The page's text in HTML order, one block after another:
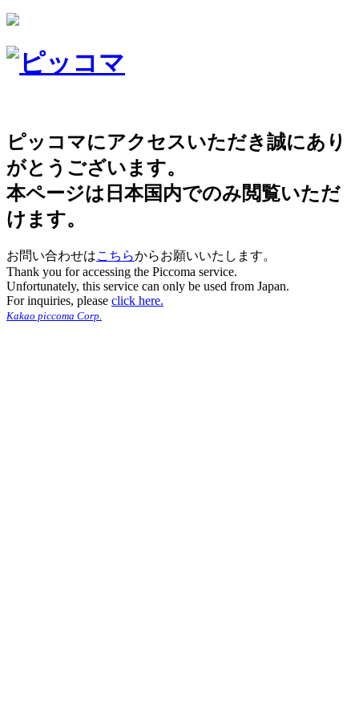
ピッコマにアクセスいただき誠にあり
がとうございます。
本ページは日本国内でのみ閲覧いただ
けます。
お問い合わせはこちらからお願いいたします。
Thank you for accessing the Piccoma service.
Unfortunately, this service can only be used from Japan.
For inquiries, please click here.
Kakao piccoma Corp.